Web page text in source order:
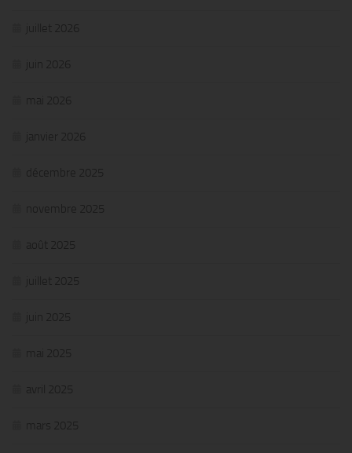
juillet 2026
juin 2026
mai 2026
janvier 2026
décembre 2025
novembre 2025
août 2025
juillet 2025
juin 2025
mai 2025
avril 2025
mars 2025